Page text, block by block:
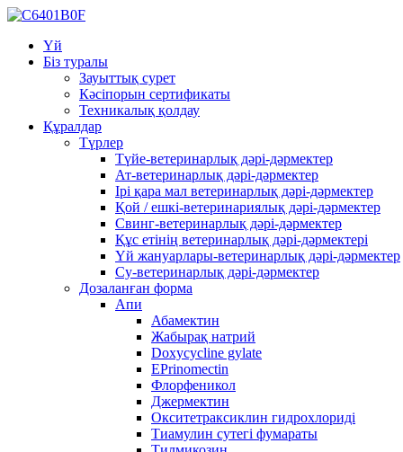
Үй
Біз туралы
Зауыттық сурет
Кәсіпорын сертификаты
Техникалық қолдау
Құралдар
Түрлер
Түйе-ветеринарлық дәрі-дәрмектер
Ат-ветеринарлық дәрі-дәрмектер
Ірі қара мал ветеринарлық дәрі-дәрмектер
Қой / ешкі-ветеринариялық дәрі-дәрмектер
Свинг-ветеринарлық дәрі-дәрмектер
Құс етінің ветеринарлық дәрі-дәрмектері
Үй жануарлары-ветеринарлық дәрі-дәрмектер
Су-ветеринарлық дәрі-дәрмектер
Дозаланған форма
Апи
Абамектин
Жабырақ натрий
Doxycycline gylate
EPrinomectin
Флорфеникол
Джермектин
Окситетраксиклин гидрохлориді
Тиамулин сутегі фумараты